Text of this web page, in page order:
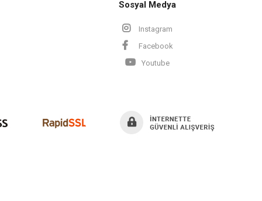
Sosyal Medya
Instagram
Facebook
Youtube